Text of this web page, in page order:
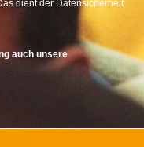
dient der Datensicherheit
auch unsere